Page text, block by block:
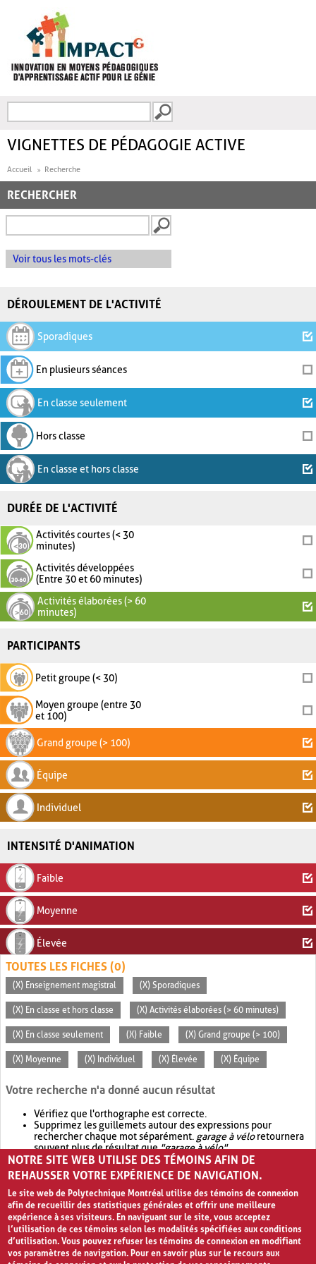
FORMULAIRE DE
VIGNETTES DE PÉDAGOGIE ACTIVE
Accueil Recherche
RECHERCHER
Voir tous les mots-clés
DÉROULEMENT DE L'ACTIVITÉ
Sporadiques
En plusieurs séances
En classe seulement
Hors classe
En classe et hors classe
DURÉE DE L'ACTIVITÉ
Activités courtes (< 30
minutes)
Activités développées
(Entre 30 et 60 minutes)
Activités élaborées (> 60
minutes)
PARTICIPANTS
Petit groupe (< 30)
Moyen groupe (entre 30
et 100)
Grand groupe (> 100)
Équipe
Individuel
INTENSITÉ D'ANIMATION
Faible
Moyenne
Élevée
TOUTES LES FICHES (0)
(X) Enseignement magistral (X) Sporadiques
(X) En classe et hors classe (X) Activités élaborées (> 60 minutes)
(X) En classe seulement (X) Faible (X) Grand groupe (> 100)
(X) Moyenne (X) Individuel (X) Élevée (X) Équipe
Votre recherche n'a donné aucun résultat
Vérifiez que l'orthographe est correcte.
Supprimez les guillemets autour des expressions pour
rechercher chaque mot séparément. garage à véloretournera
souvent plus de résultat que"garage à vélo".
Envisagez d'élargir votre recherche avec OR.garage OR vélo
retournera souvent plus de résultat quegarage à vélo
NOTRE SITE WEB UTILISE DES TÉMOINS AFIN DE
REHAUSSER VOTRE EXPÉRIENCE DE NAVIGATION.
Le site web de Polytechnique Montréal utilise des témoins de connexion
afin de recueillir des statistiques générales et offrir une meilleure
expérience à ses visiteurs. En naviguant sur le site, vous acceptez
l’utilisation de ces témoins selon les modalités spécifiées aux conditions
d’utilisation. Vous pouvez refuser les témoins de connexion en modifiant
vos paramètres de navigation. Pour en savoir plus sur le recours aux